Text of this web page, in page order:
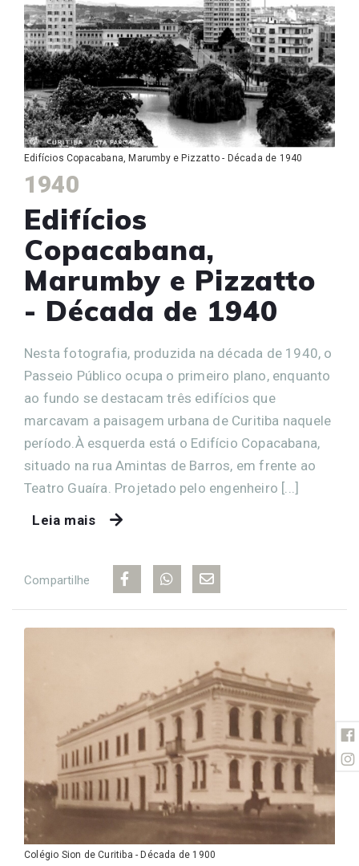
Edifícios Copacabana, Marumby e Pizzatto - Década de 1940
1940
Edifícios
Copacabana,
Marumby e Pizzatto
- Década de 1940
Nesta fotografia, produzida na década de 1940, o
Passeio Público ocupa o primeiro plano, enquanto
ao fundo se destacam três edifícios que
marcavam a paisagem urbana de Curitiba naquele
período.À esquerda está o Edifício Copacabana,
situado na rua Amintas de Barros, em frente ao
Teatro Guaíra. Projetado pelo engenheiro [...]
Leia mais
Compartilhe
Colégio Sion de Curitiba - Década de 1900